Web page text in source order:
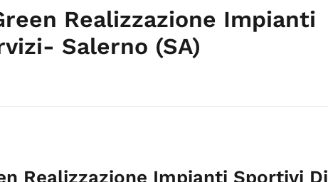
Realizzazione Impianti
Salerno (SA)
Realizzazione Impianti Sportivi Di